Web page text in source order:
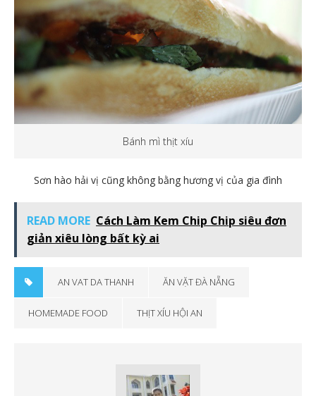
Bánh mì thịt xíu
Sơn hào hải vị cũng không bằng hương vị của gia đình
READ MORE Cách Làm Kem Chip Chip siêu đơn
giản xiêu lòng bất kỳ ai
AN VAT DA THANH ĂN VẶT ĐÀ NẴNG
HOMEMADE FOOD THỊT XÍU HỘI AN